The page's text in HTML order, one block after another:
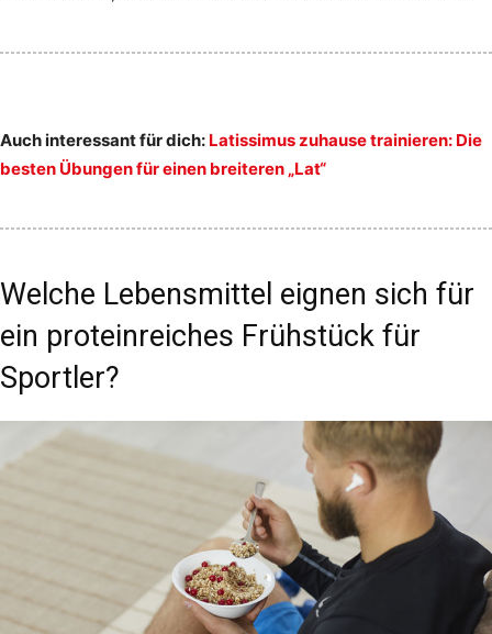
Auch interessant für dich: Latissimus zuhause trainieren: Die
besten Übungen für einen breiteren „Lat“
Welche Lebensmittel eignen sich für
ein proteinreiches Frühstück für
Sportler?